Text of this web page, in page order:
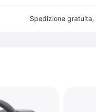
Spedizione gratuita,